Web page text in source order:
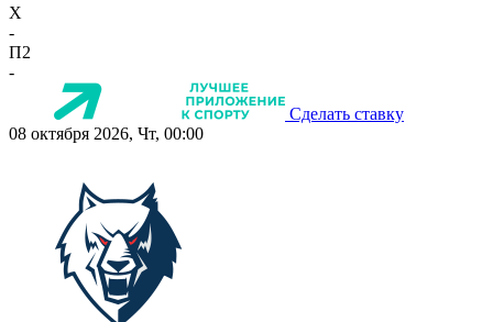
X
-
П2
-
Сделать ставку
08 октября 2026, Чт, 00:00